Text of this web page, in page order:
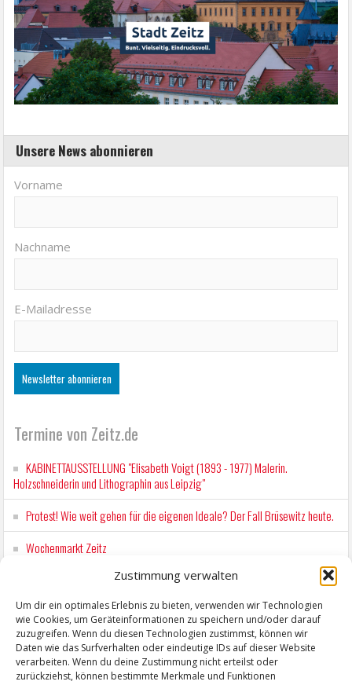
Zustimmung verwalten
Um dir ein optimales Erlebnis zu bieten, verwenden wir Technologien
wie Cookies, um Geräteinformationen zu speichern und/oder darauf
zuzugreifen. Wenn du diesen Technologien zustimmst, können wir
Daten wie das Surfverhalten oder eindeutige IDs auf dieser Website
verarbeiten. Wenn du deine Zustimmung nicht erteilst oder
zurückziehst, können bestimmte Merkmale und Funktionen
Unsere News abonnieren
Vorname
Nachname
E-Mailadresse
Termine von Zeitz.de
KABINETTAUSSTELLUNG "Elisabeth Voigt (1893 - 1977) Malerin.
Holzschneiderin und Lithographin aus Leipzig"
Protest! Wie weit gehen für die eigenen Ideale? Der Fall Brüsewitz heute.
Wochenmarkt Zeitz
EINFACH LESEN im August 2026 H.P. Richter - DAMALS WAR ES FRIEDRICH
Workshop für Kinder: Stop-Motion mit LEGO® & Robotik